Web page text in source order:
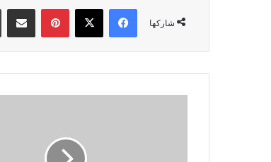
شاركها
فيسبوك ‫X بينتيريست